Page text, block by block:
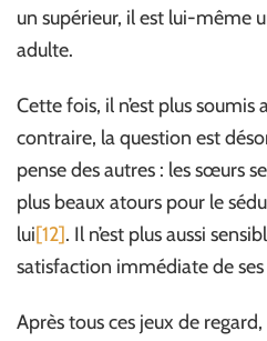
un supérieur, il est lui-même
adulte.
Cette fois, il n’est plus soumis
contraire, la question est
pense des autres : les sœurs
plus beaux atours pour le
lui[12]. Il n’est plus aussi
satisfaction immédiate de ses
Après tous ces jeux de